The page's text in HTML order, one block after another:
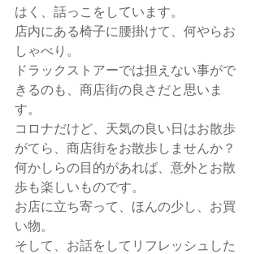
はく、話っこをしています。
店内にある椅子に腰掛けて、何やらお
しゃべり。
ドラックストアーでは担えない事がで
きるのも、商店街の良さだと思いま
す。
コロナだけど、天気の良い日はお散歩
がてら、商店街をお散歩しませんか？
何かしらの目的があれば、意外とお散
歩も楽しいものです。
お店に立ち寄って、ほんの少し、お買
い物。
そして、お話をしてリフレッシュした